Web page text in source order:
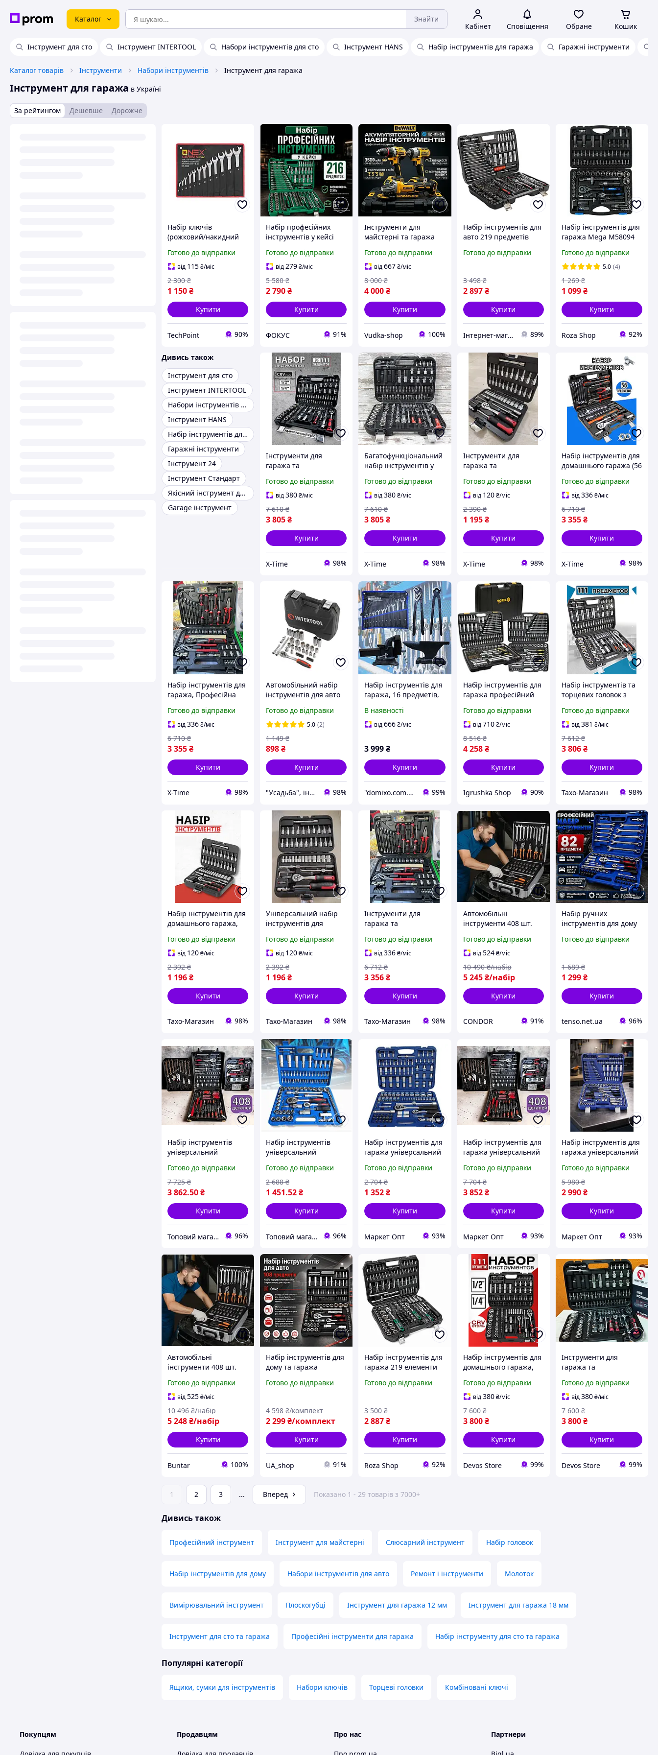
Каталог Знайти
Кабінет Сповіщення Обране Кошик
Інструмент для сто Інструмент INTERTOOL Набори інструментів для сто Інструмент HANS Набір інструментів для гаража Гаражні інструменти
Каталог товарів Інструменти Набори інструментів Інструмент для гаража
Інструмент для гаража в Україні
За рейтингом Дешевше Дорожче
Набір ключів
(рожковий/накидний
ключів ріжково-
накидних 6-32 мм
Набір інструментів для
домашнього гаража
Готово до відправки
від 115₴/міс
1 150₴
2 300 ₴
Купити
TechPoint 90%
Набір професійних
інструментів у кейсі
Інструменти для
гаража та
автомайстерні
Готово до відправки
від279₴/міс
2 790₴
5 580 ₴
Купити
ФОКУС 91%
Інструменти для
майстерні та гаража
інструментів 48V
болгарка шуруповерт
та гайковерт
Готово до відправки
від667₴/міс
4 000₴
8 000 ₴
Купити
Vudka-shop 100%
Набір інструментів для
авто 219 предметів
інструментів для
інструментів з кейсом
Готово до відправки
2 897 ₴
3 498 ₴
Купити
Інтернет-магазин:DEWvolt 89%
Набір інструментів для
гаража Mega M58094
інструментів домашній
набір ручних
інструментів
Готово до відправки
5.0 (4)
1 099₴
1 269 ₴
Купити
Roza Shop 92%
Дивись також
Інструмент для сто
Інструмент INTERTOOL
Набори інструментів для сто
Інструмент HANS
Набір інструментів для гаража
Гаражні інструменти
Інструмент 24
Інструмент Стандарт
Якісний інструмент для автосервісу
Garage інструмент
Інструменти для
гаража та
Набір ударних головок
для ремонту авто, XTM
Готово до відправки
від380₴/міс
3 805₴
7 610 ₴
Купити
X-Time 98%
Багатофункціональний
набір інструментів у
інструментів для
гаража, XTM
Готово до відправки
від380₴/міс
3 805₴
7 610 ₴
Купити
X-Time 98%
Інструменти для
гаража та
Багатофункціональний
набір для ремонту, XTM
Готово до відправки
від 120 ₴/міс
1 195 ₴
2 390 ₴
Купити
X-Time 98%
Набір інструментів для
домашнього гаража (56
інструментів у валізі,
XTM
Готово до відправки
від336₴/міс
3 355₴
6 710 ₴
Купити
X-Time 98%
Набір інструментів для
гаража, Професійна
інструментів (56 од),
XTM
Готово до відправки
від336₴/міс
3 355₴
6 710 ₴
Купити
X-Time 98%
Автомобільний набір
інструментів для авто
і біти 3/8" 8-22 мм 39 од
(ET-6039SP) INTERTOOL
Готово до відправки
5.0 (2)
898₴
1 149 ₴
Купити
"Усадьба", інтернет-магазин 98%
Набір інструментів для
гаража, 16 предметів,
лещатами
В наявності
від666₴/міс
3 999₴
Купити
"domixo.com.ua" - інтернет-магазин 99%
Набір інструментів для
гаража професійний
Набір ключів для
ремонту, RYH
Готово до відправки
від710 ₴/міс
4 258 ₴
8 516 ₴
Купити
Igrushka Shop 90%
Набір інструментів та
торцевих головок з
Набір інструментів для
гаража, THO
Готово до відправки
від381 ₴/міс
3 806₴
7 612 ₴
Купити
Тахо-Магазин 98%
Набір інструментів для
домашнього гаража,
гаража (46 од), THO
Готово до відправки
від 120₴/міс
1 196₴
2 392 ₴
Купити
Тахо-Магазин 98%
Універсальний набір
інструментів для
Інструменти для
гаража та
автомайстерні (46 од),
THO
Готово до відправки
від 120₴/міс
1 196₴
2 392 ₴
Купити
Тахо-Магазин 98%
Інструменти для
гаража та
ключів для машини,
Набір інструментів для
дому (56 од), THO
Готово до відправки
від336₴/міс
3 356₴
6 712 ₴
Купити
Тахо-Магазин 98%
Автомобільні
інструменти 408 шт.
автомайстерні у валізі
Готово до відправки
від524 ₴/міс
5 245 ₴/набір
10 490 ₴/набір
Купити
CONDOR 91%
Набір ручних
інструментів для дому
кейсі для авто
Готово до відправки
1 299₴
1 689 ₴
Купити
tenso.net.ua 96%
Набір інструментів
універсальний
гаража, набори
інструментів для авто у
валізі 408 штук
Готово до відправки
3 862.50₴
7 725 ₴
Купити
Топовий магазин 96%
Набір інструментів
універсальний
гаража, набори
інструментів для авто с
трещоткой
Готово до відправки
1 451.52₴
2 688 ₴
Купити
Топовий магазин 96%
Набір інструментів для
гаража універсальний
чоловічий набір
інструментів для дому у
пластиковому кейсі
Готово до відправки
1 352₴
2 704 ₴
Купити
Маркет Опт 93%
Набір інструментів для
гаража універсальний
чоловічий набір
інструментів для дому у
валізі
Готово до відправки
3 852 ₴
7 704 ₴
Купити
Маркет Опт 93%
Набір інструментів для
гаража універсальний
чоловічий набір
інструментів для дому
в кейсі 216 предметів
Готово до відправки
2 990₴
5 980 ₴
Купити
Маркет Опт 93%
Автомобільні
інструменти 408 шт.
автомайстерні у валізі
BUN-900
Готово до відправки
від525₴/міс
5 248₴/набір
10 496 ₴/набір
Купити
Buntar 100%
Набір інструментів для
дому та гаража
108 предметів Набір
тріскачкою 24 зубці
Готово до відправки
2 299₴/комплект
4 598 ₴/комплект
Купити
UA_shop 91%
Набір інструментів для
гаража 219 елементи
комбінованих набір
автомобіля
Готово до відправки
2 887₴
3 500 ₴
Купити
Roza Shop 92%
Набір інструментів для
домашнього гаража,
інструментів для авто
та будинку (111 од), DVS
Готово до відправки
від380 ₴/міс
3 800 ₴
7 600 ₴
Купити
Devos Store 99%
Інструменти для
гаража та
Універсальний набір
інструментів для
машини, DVS
Готово до відправки
від380₴/міс
3 800₴
7 600 ₴
Купити
Devos Store 99%
1 2 3 ... Вперед Показано 1 - 29 товарів з 7000+
Дивись також
Професійний інструмент Інструмент для майстерні Слюсарний інструмент Набір головок
Набір інструментів для дому Набори інструментів для авто Ремонт і інструменти Молоток
Вимірювальний інструмент Плоскогубці Інструмент для гаража 12 мм Інструмент для гаража 18 мм
Інструмент для сто та гаража Професійні інструменти для гаража Набір інструменту для сто та гаража
Популярні категорії
Ящики, сумки для інструментів Набори ключів Торцеві головки Комбіновані ключі
Покупцям Продавцям Про нас Партнери